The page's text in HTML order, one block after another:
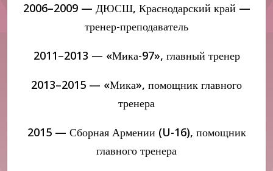
2006–2009 — ДЮСШ, Краснодарский край —
тренер-преподаватель
2011–2013 — «Мика-97», главный тренер
2013–2015 — «Мика», помощник главного
тренера
2015 — Сборная Армении (U-16), помощник
главного тренера